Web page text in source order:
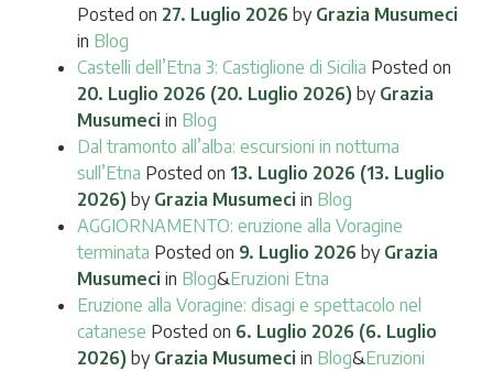
Posted on 27. Luglio 2026 byGrazia Musumeci
in Blog
Castelli dell’Etna 3: Castiglione di Sicilia Posted on
20. Luglio 2026 (20. Luglio 2026) byGrazia
Musumeci in Blog
Dal tramonto all’alba: escursioni in notturna
sull’Etna Posted on 13. Luglio 2026 (13. Luglio
2026) byGrazia Musumeci in Blog
AGGIORNAMENTO: eruzione alla Voragine
terminata Posted on 9. Luglio 2026 byGrazia
Musumeci in Blog&Eruzioni Etna
Eruzione alla Voragine: disagi e spettacolo nel
catanese Posted on 6. Luglio 2026 (6. Luglio
2026) byGrazia Musumeci in Blog&Eruzioni